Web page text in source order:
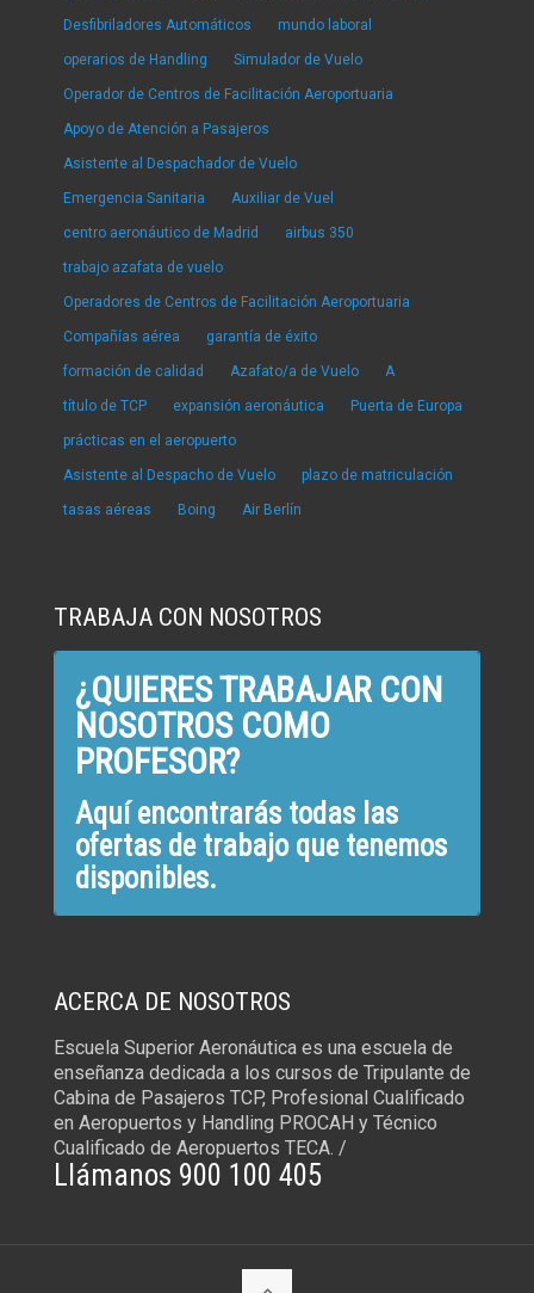
Desfibriladores Automáticos mundo laboral
operarios de Handling Simulador de Vuelo
Operador de Centros de Facilitación Aeroportuaria
Apoyo de Atención a Pasajeros
Asistente al Despachador de Vuelo
Emergencia Sanitaria Auxiliar de Vuel
centro aeronáutico de Madrid airbus 350
trabajo azafata de vuelo
Operadores de Centros de Facilitación Aeroportuaria
Compañías aérea garantía de éxito
formación de calidad Azafato/a de Vuelo A
título de TCP expansión aeronáutica Puerta de Europa
prácticas en el aeropuerto
Asistente al Despacho de Vuelo plazo de matriculación
tasas aéreas Boing Air Berlín
TRABAJA CON NOSOTROS
¿QUIERES TRABAJAR CON
NOSOTROS COMO
PROFESOR?
Aquí encontrarás todas las
ofertas de trabajo que tenemos
disponibles.
ACERCA DE NOSOTROS
Escuela Superior Aeronáutica es una escuela de
enseñanza dedicada a los cursos de Tripulante de
Cabina de Pasajeros TCP, Profesional Cualificado
en Aeropuertos y Handling PROCAH y Técnico
Cualificado de Aeropuertos TECA. /
Llámanos 900 100 405